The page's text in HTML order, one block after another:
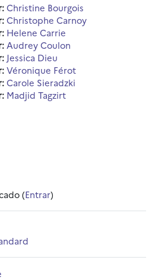
Christine Bourgois
Christophe Carnoy
Helene Carrie
Audrey Coulon
Jessica Dieu
Véronique Férot
Carole Sieradzki
Madjid Tagzirt
(Entrar)